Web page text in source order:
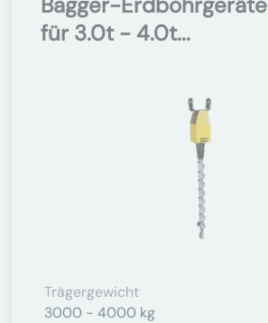
für 3.0t - 4.0t...
Trägergewicht
3000 - 4000 kg